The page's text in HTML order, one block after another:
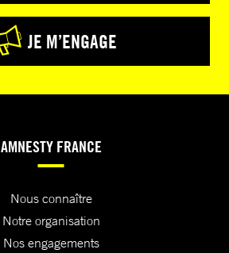
JE M’ENGAGE
AMNESTY FRANCE
Nous connaître
Notre organisation
Nos engagements